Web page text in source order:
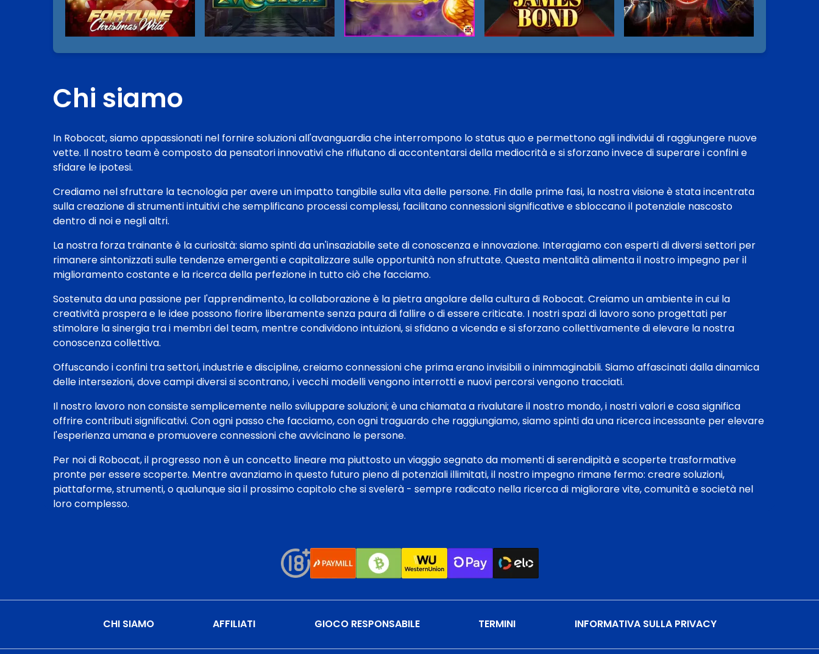
Chi siamo
In Robocat, siamo appassionati nel fornire soluzioni all'avanguardia che interrompono lo status quo e permettono agli individui di raggiungere nuove
vette. Il nostro team è composto da pensatori innovativi che rifiutano di accontentarsi della mediocrità e si sforzano invece di superare i confini e
sfidare le ipotesi.
Crediamo nel sfruttare la tecnologia per avere un impatto tangibile sulla vita delle persone. Fin dalle prime fasi, la nostra visione è stata incentrata
sulla creazione di strumenti intuitivi che semplificano processi complessi, facilitano connessioni significative e sbloccano il potenziale nascosto
dentro di noi e negli altri.
La nostra forza trainante è la curiosità: siamo spinti da un'insaziabile sete di conoscenza e innovazione. Interagiamo con esperti di diversi settori per
rimanere sintonizzati sulle tendenze emergenti e capitalizzare sulle opportunità non sfruttate. Questa mentalità alimenta il nostro impegno per il
miglioramento costante e la ricerca della perfezione in tutto ciò che facciamo.
Sostenuta da una passione per l'apprendimento, la collaborazione è la pietra angolare della cultura di Robocat. Creiamo un ambiente in cui la
creatività prospera e le idee possono fiorire liberamente senza paura di fallire o di essere criticate. I nostri spazi di lavoro sono progettati per
stimolare la sinergia tra i membri del team, mentre condividono intuizioni, si sfidano a vicenda e si sforzano collettivamente di elevare la nostra
conoscenza collettiva.
Offuscando i confini tra settori, industrie e discipline, creiamo connessioni che prima erano invisibili o inimmaginabili. Siamo affascinati dalla dinamica
delle intersezioni, dove campi diversi si scontrano, i vecchi modelli vengono interrotti e nuovi percorsi vengono tracciati.
Il nostro lavoro non consiste semplicemente nello sviluppare soluzioni; è una chiamata a rivalutare il nostro mondo, i nostri valori e cosa significa
offrire contributi significativi. Con ogni passo che facciamo, con ogni traguardo che raggiungiamo, siamo spinti da una ricerca incessante per elevare
l'esperienza umana e promuovere connessioni che avvicinano le persone.
Per noi di Robocat, il progresso non è un concetto lineare ma piuttosto un viaggio segnato da momenti di serendipità e scoperte trasformative
pronte per essere scoperte. Mentre avanziamo in questo futuro pieno di potenziali illimitati, il nostro impegno rimane fermo: creare soluzioni,
piattaforme, strumenti, o qualunque sia il prossimo capitolo che si svelerà - sempre radicato nella ricerca di migliorare vite, comunità e società nel
loro complesso.
CHI SIAMO AFFILIATI GIOCO RESPONSABILE TERMINI INFORMATIVA SULLA PRIVACY